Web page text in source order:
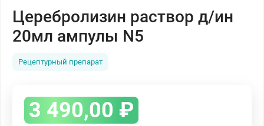
Церебролизин раствор д/ин
20мл ампулы N5
Рецептурный препарат
3 490,00 ₽